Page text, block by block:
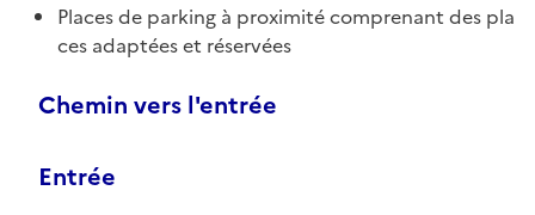
Places de parking à proximité comprenant des pla
ces adaptées et réservées
Chemin vers l'entrée
Entrée